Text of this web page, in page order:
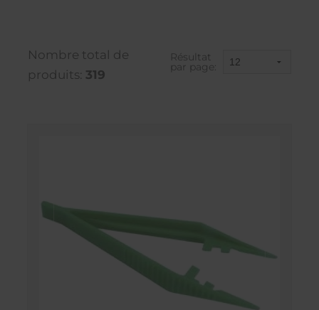
Nombre total de
produits: 319
Résultat
par page: